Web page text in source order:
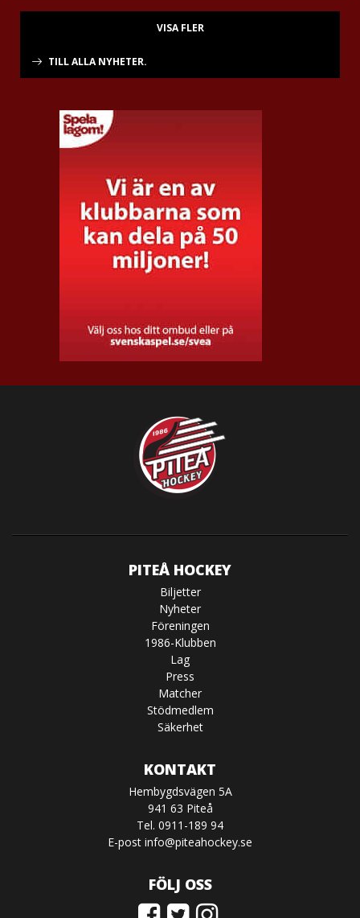
VISA FLER
TILL ALLA NYHETER.
PITEÅ HOCKEY
Biljetter
Nyheter
Föreningen
1986-Klubben
Lag
Press
Matcher
Stödmedlem
Säkerhet
KONTAKT
Hembygdsvägen 5A
941 63 Piteå
Tel. 0911-189 94
E-post info@piteahockey.se
FÖLJ OSS